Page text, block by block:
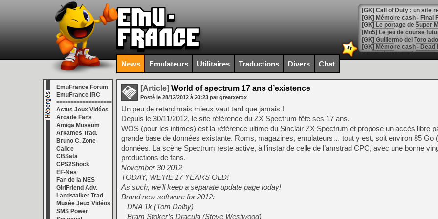
[GK] Le portage de Super
[Mo5] Le jeu de course
[GK] Guillermo del Toro
[LTF] Eté 2026 - Séquence
[GK] Mistfall Hunter :
[GK] Wo Long 2 évolue
[GK] Crossfire : un TPS à
[LS] [PS5] Premiers
[Mo5] DOOM arrive en
[GK] Bethesda fête les 30
[GK] Roblox : l'action en
[GK] Agenda - GeForce
[LS] [PS5] ps5-y2jb-
News Emulateurs Utilitaires Traductions Divers Chat
EmuFrance Forum
EmuFrance IRC
===================
Actus Jeux Vidéos
Arcade Fans
Amiga Museum
Arkames Trad.
Bruno C. Zone
Calice
CBSata
CPS2Shock
EF-Nes
Fan de la NES
GirlFriend Adv.
Landstalker Trad.
Musée Jeux Vidéos
SMS Power
[Article] World of spectrum 17 ans d’existence
Posté le 28/12/2012 à 20:23 par greatxerox
Un peu de retard mais mieux vaut tard que jamais !
Depuis le 30/11/2012, le site référence du ZX Spectrum fête ses 17 ans.
WOS (pour les intimes) est la référence ultime du Sinclair ZX Spectrum et propose un accès libre
grande base de données existante. Roms, magazines, emulateurs… tout y est, soit environ 85 Go
données. La scène Spectrum reste active, à l’instar de celle de l’amstrad CPC, avec une bonne
productions de fans.
November 30 2012
TODAY, WE’RE 17 YEARS OLD!
As such, we’ll keep a separate update page today!
Brand new software for 2012:
– DNA 1k (Tom Dalby)
– Bram Stoker’s Dracula (Steve Westwood)